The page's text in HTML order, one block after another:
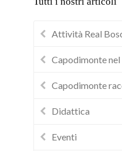
Attività Real
Capodimonte nel
Capodimonte
Didattica
Eventi